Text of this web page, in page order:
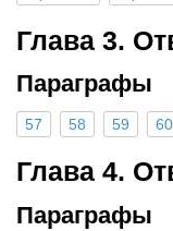
Глава 3.
Параграфы
57 58 59 60
Глава 4.
Параграфы